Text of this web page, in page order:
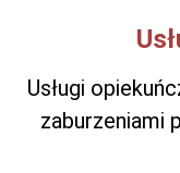
Usługi
zaburzeniami